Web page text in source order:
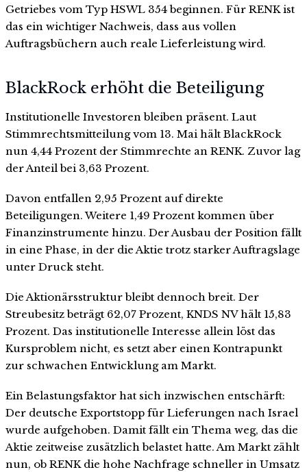
Getriebes vom Typ HSWL 354 beginnen. Für RENK ist
das ein wichtiger Nachweis, dass aus vollen
Auftragsbüchern auch reale Lieferleistung wird.
BlackRock erhöht die Beteiligung
Institutionelle Investoren bleiben präsent. Laut
Stimmrechtsmitteilung vom 13. Mai hält BlackRock
nun 4,44 Prozent der Stimmrechte an RENK. Zuvor lag
der Anteil bei 3,63 Prozent.
Davon entfallen 2,95 Prozent auf direkte
Beteiligungen. Weitere 1,49 Prozent kommen über
Finanzinstrumente hinzu. Der Ausbau der Position fällt
in eine Phase, in der die Aktie trotz starker Auftragslage
unter Druck steht.
Die Aktionärsstruktur bleibt dennoch breit. Der
Streubesitz beträgt 62,07 Prozent, KNDS NV hält 15,83
Prozent. Das institutionelle Interesse allein löst das
Kursproblem nicht, es setzt aber einen Kontrapunkt
zur schwachen Entwicklung am Markt.
Ein Belastungsfaktor hat sich inzwischen entschärft:
Der deutsche Exportstopp für Lieferungen nach Israel
wurde aufgehoben. Damit fällt ein Thema weg, das die
Aktie zeitweise zusätzlich belastet hatte. Am Markt zählt
nun, ob RENK die hohe Nachfrage schneller in Umsatz